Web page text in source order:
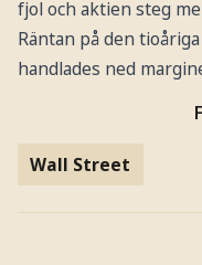
fjol och aktien steg
Räntan på den
handlades ned
Wall Street